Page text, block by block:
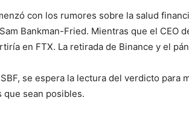
con los rumores sobre la salud
Bankman-Fried. Mientras que el
en FTX. La retirada de Binance y el
se espera la lectura del verdicto
que sean posibles.